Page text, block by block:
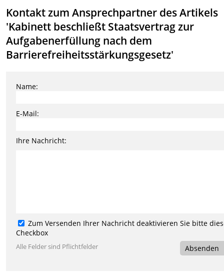
Kontakt zum Ansprechpartner des Artikels
'Kabinett beschließt Staatsvertrag zur
Aufgabenerfüllung nach dem
Barrierefreiheitsstärkungsgesetz'
Name:
E-Mail:
Ihre Nachricht:
Zum Versenden Ihrer Nachricht deaktivieren Sie bitte
Checkbox
Alle Felder sind Pflichtfelder Absenden